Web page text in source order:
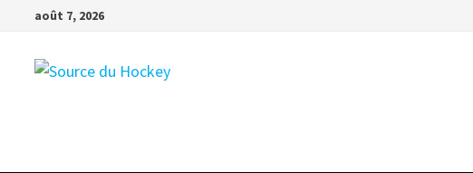
Passer
contenu
août 7, 2026